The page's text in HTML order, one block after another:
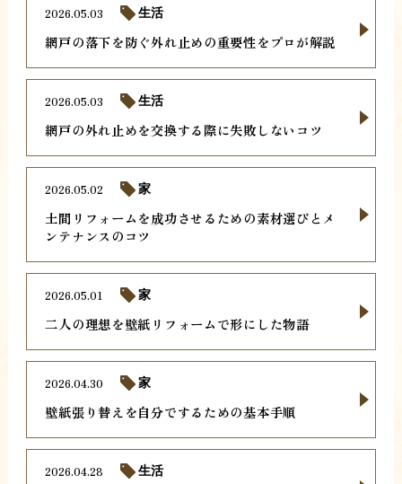
網戸の落下を防ぐ外れ止めの重要性をプロが解説
2026.05.03 生活
網戸の外れ止めを交換する際に失敗しないコツ
2026.05.03 生活
土間リフォームを成功させるための素材選びとメ
ンテナンスのコツ
2026.05.02 家
二人の理想を壁紙リフォームで形にした物語
2026.05.01 家
壁紙張り替えを自分でするための基本手順
2026.04.30 家
2026.04.28 生活